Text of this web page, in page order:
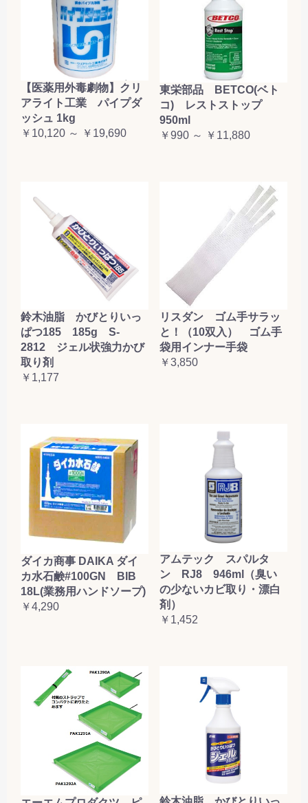
【医薬用外毒劇物】クリ
アライト工業 パイプダ
ッシュ 1kg
￥10,120 ～ ￥19,690
東栄部品 BETCO(ベト
コ) レストストップ
950ml
￥990 ～ ￥11,880
鈴木油脂 かびとりいっ
ぱつ185 185g S-
2812 ジェル状強力かび
取り剤
￥1,177
リスダン ゴム手サラッ
と！（10双入） ゴム手
袋用インナー手袋
￥3,850
ダイカ商事 DAIKA ダイ
カ水石鹸#100GN BIB
18L(業務用ハンドソープ)
￥4,290
アムテック スパルタ
ン RJ8 946ml（臭い
の少ないカビ取り・漂白
剤）
￥1,452